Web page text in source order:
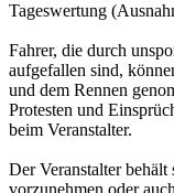
Tageswertung
Fahrer, die durch
aufgefallen sind,
und dem Rennen
Protesten und
beim Veranstalter.
Der Veranstalter
vorzunehmen oder